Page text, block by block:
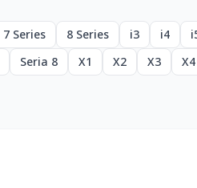
7 Series 8 Series i3 i4
Seria 8 X1 X2 X3 X4